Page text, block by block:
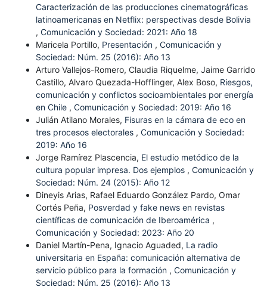
Caracterización de las producciones cinematográficas
latinoamericanas en Netflix: perspectivas desde Bolivia
, Comunicación y Sociedad: 2021: Año 18
Maricela Portillo, Presentación , Comunicación y
Sociedad: Núm. 25 (2016): Año 13
Arturo Vallejos-Romero, Claudia Riquelme, Jaime Garrido
Castillo, Alvaro Quezada-Hofflinger, Alex Boso, Riesgos,
comunicación y conflictos socioambientales por energía
en Chile , Comunicación y Sociedad: 2019: Año 16
Julián Atilano Morales, Fisuras en la cámara de eco en
tres procesos electorales , Comunicación y Sociedad:
2019: Año 16
Jorge Ramírez Plascencia, El estudio metódico de la
cultura popular impresa. Dos ejemplos , Comunicación y
Sociedad: Núm. 24 (2015): Año 12
Dineyis Arias, Rafael Eduardo González Pardo, Omar
Cortés Peña, Posverdad y fake news en revistas
científicas de comunicación de Iberoamérica ,
Comunicación y Sociedad: 2023: Año 20
Daniel Martín-Pena, Ignacio Aguaded, La radio
universitaria en España: comunicación alternativa de
servicio público para la formación , Comunicación y
Sociedad: Núm. 25 (2016): Año 13